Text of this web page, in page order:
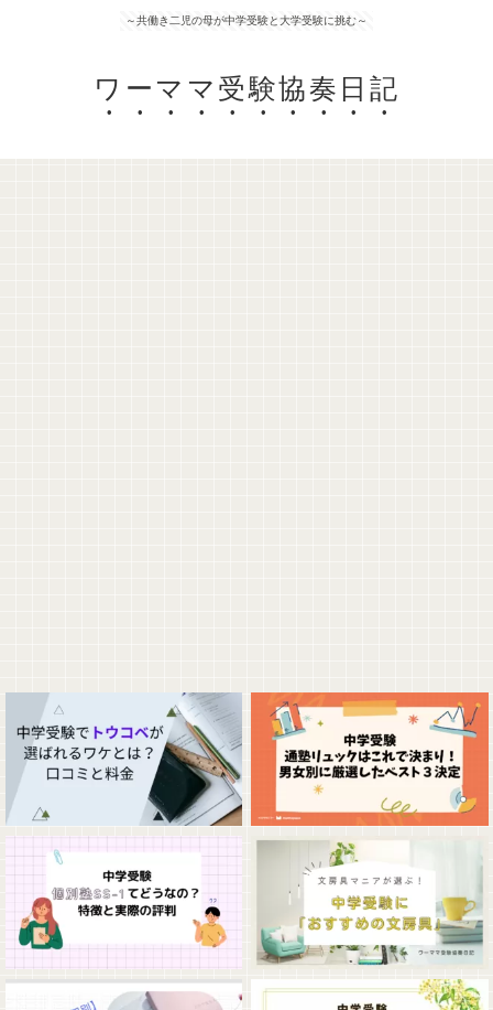
～共働き二児の母が中学受験と大学受験に挑む～
ワーママ受験協奏日記